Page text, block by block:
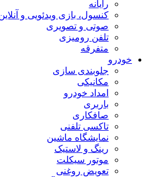
رایانه
کنسول، بازی‌ ویدئویی و آنلاین
صوتی و تصویری
تلفن رومیزی
متفرقه
خودرو
جلوبندی سازی
مکانیکی
امداد خودرو
باربری
صافکاری
تاکسی تلفنی
نمایشگاه ماشین
رینگ و لاستیک
موتور سیکلت
تعویض روغنی